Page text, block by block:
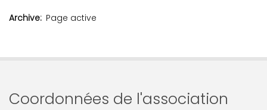
Archive Page active
Coordonnées de l'association